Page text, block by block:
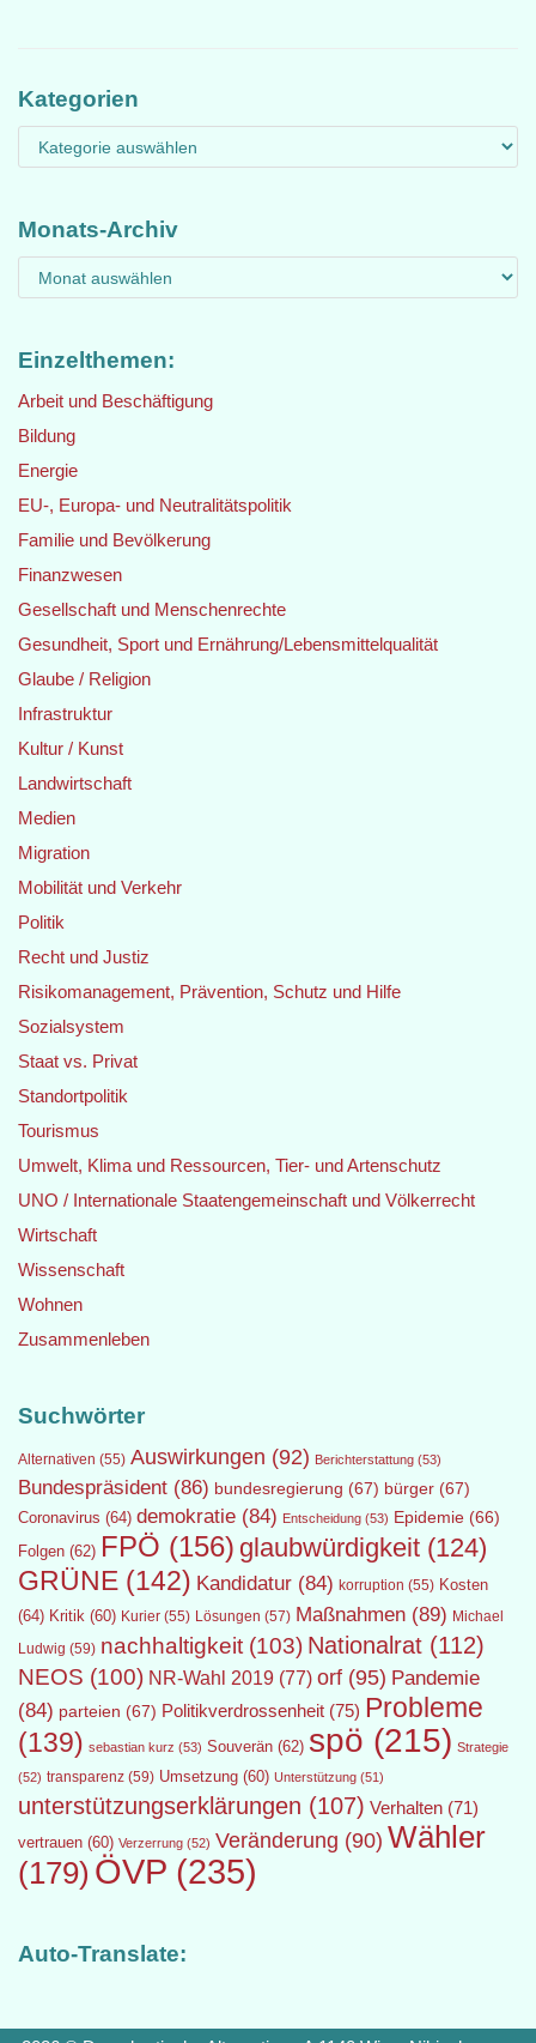
Kategorien
Monats-Archiv
Einzelthemen:
Arbeit und Beschäftigung
Bildung
Energie
EU-, Europa- und Neutralitätspolitik
Familie und Bevölkerung
Finanzwesen
Gesellschaft und Menschenrechte
Gesundheit, Sport und Ernährung/Lebensmittelqualität
Glaube / Religion
Infrastruktur
Kultur / Kunst
Landwirtschaft
Medien
Migration
Mobilität und Verkehr
Politik
Recht und Justiz
Risikomanagement, Prävention, Schutz und Hilfe
Sozialsystem
Staat vs. Privat
Standortpolitik
Tourismus
Umwelt, Klima und Ressourcen, Tier- und Artenschutz
UNO / Internationale Staatengemeinschaft und Völkerrecht
Wirtschaft
Wissenschaft
Wohnen
Zusammenleben
Suchwörter
Alternativen (55) Auswirkungen (92) Berichterstattung (53)
Bundespräsident (86) bundesregierung (67) bürger (67)
Coronavirus (64) demokratie (84) Entscheidung (53) Epidemie (66)
Folgen (62) FPÖ (156) glaubwürdigkeit (124)
GRÜNE (142) Kandidatur (84) korruption (55) Kosten
(64) Kritik (60) Kurier (55) Lösungen (57) Maßnahmen (89) Michael
Ludwig (59) nachhaltigkeit (103) Nationalrat (112)
NEOS (100) NR-Wahl 2019 (77) orf (95) Pandemie
(84) parteien (67) Politikverdrossenheit (75) Probleme
(139) sebastian kurz (53) Souverän (62) spö (215) Strategie
(52) transparenz (59) Umsetzung (60) Unterstützung (51)
unterstützungserklärungen (107) Verhalten (71)
vertrauen (60) Verzerrung (52) Veränderung (90) Wähler
(179) ÖVP (235)
Auto-Translate: